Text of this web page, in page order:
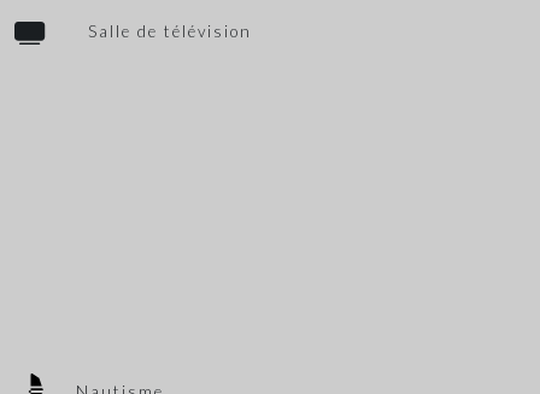
Salle de télévision